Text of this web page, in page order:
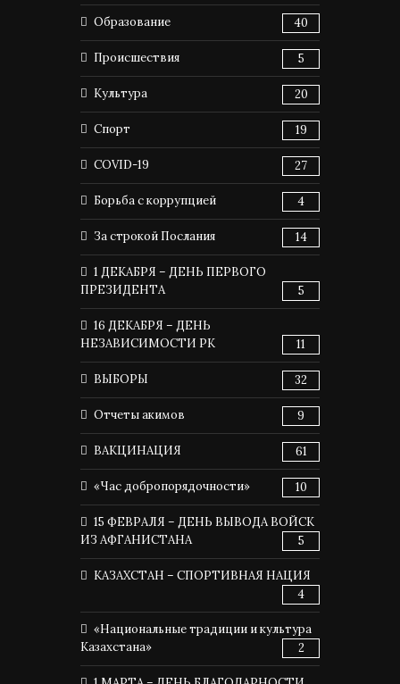
Образование 40
Происшествия 5
Культура 20
Спорт 19
COVID-19 27
Борьба с коррупцией 4
За строкой Послания 14
1 ДЕКАБРЯ – ДЕНЬ ПЕРВОГО
ПРЕЗИДЕНТА
5
16 ДЕКАБРЯ – ДЕНЬ
НЕЗАВИСИМОСТИ РК
11
ВЫБОРЫ 32
Отчеты акимов 9
ВАКЦИНАЦИЯ 61
«Час добропорядочности» 10
15 ФЕВРАЛЯ – ДЕНЬ ВЫВОДА ВОЙСК
ИЗ АФГАНИСТАНА
5
КАЗАХСТАН – СПОРТИВНАЯ НАЦИЯ
4
«Национальные традиции и культура
Казахстана»
2